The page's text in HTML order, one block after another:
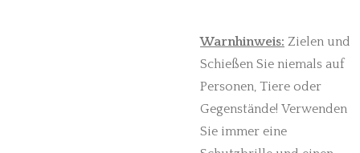
Warnhinweis: Zielen und
Schießen Sie niemals auf
Personen, Tiere oder
Gegenstände! Verwenden
Sie immer eine